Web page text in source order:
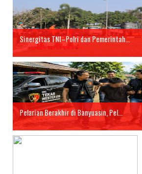
Sinergitas TNI–Polri dan Pemerintah...
Pelarian Berakhir di Banyuasin, Pel...